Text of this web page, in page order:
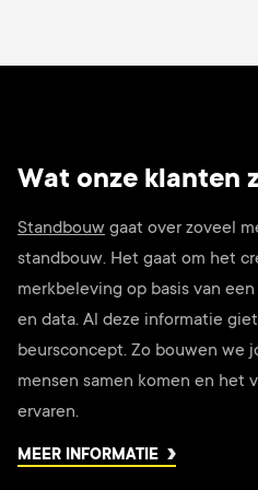
Wat onze klanten
Standbouw gaat over zoveel
standbouw. Het gaat om het
merkbeleving op basis van
en data. Al deze informatie
beursconcept. Zo bouwen we
mensen samen komen en het
ervaren.
MEER INFORMATIE